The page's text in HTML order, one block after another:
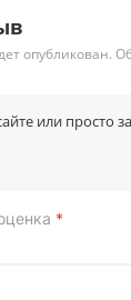
опубликован.
или просто
*